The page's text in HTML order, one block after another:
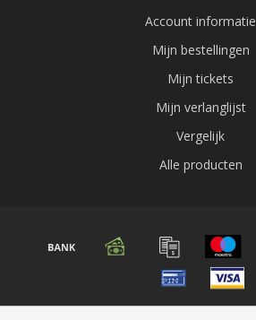
Account informatie
Mijn bestellingen
Mijn tickets
Mijn verlanglijst
Vergelijk
Alle producten